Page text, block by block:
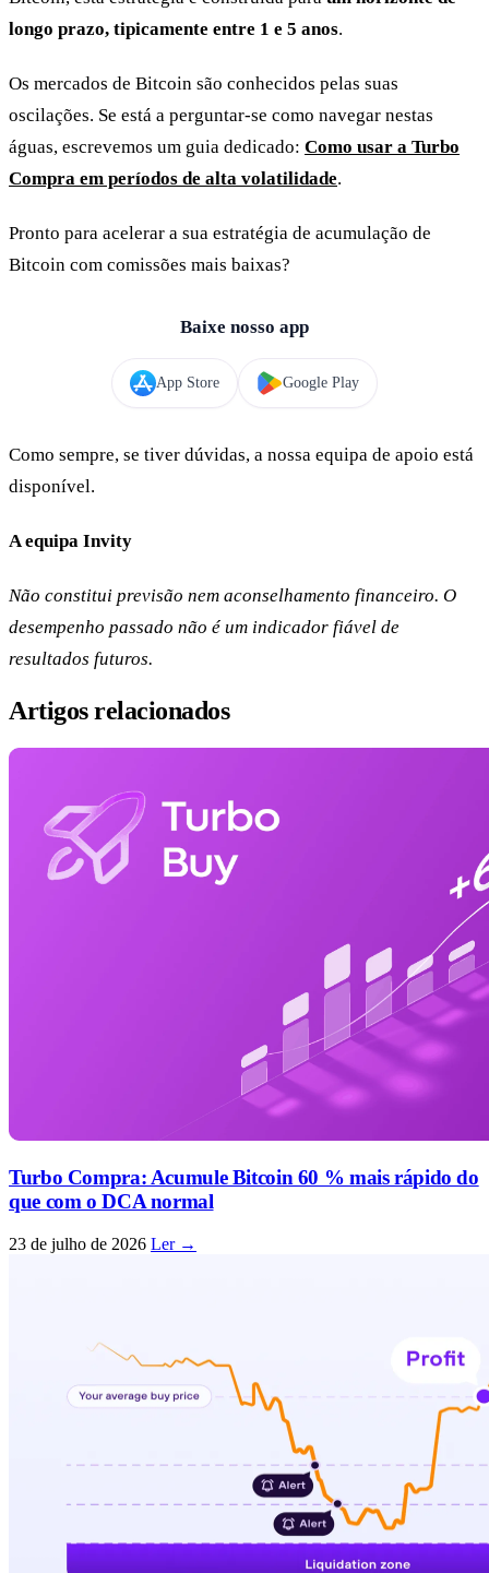
longo prazo, tipicamente entre 1 e 5 anos.
Os mercados de Bitcoin são conhecidos pelas suas
oscilações. Se está a perguntar-se como navegar nestas
águas, escrevemos um guia dedicado: Como usar a Turbo
Compra em períodos de alta volatilidade.
Pronto para acelerar a sua estratégia de acumulação de
Bitcoin com comissões mais baixas?
Baixe nosso app
App Store Google Play
Como sempre, se tiver dúvidas, a nossa equipa de apoio está
disponível.
A equipa Invity
Não constitui previsão nem aconselhamento financeiro. O
desempenho passado não é um indicador fiável de
resultados futuros.
Artigos relacionados
Turbo Compra: Acumule Bitcoin 60 % mais rápido do
que com o DCA normal
23 de julho de 2026 Ler →